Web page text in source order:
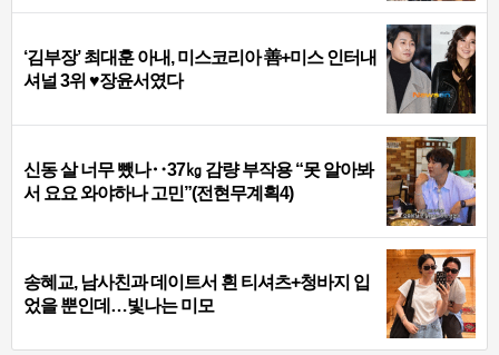
‘김부장’ 최대훈 아내, 미스코리아 善+미스 인터내
셔널 3위 ♥장윤서였다
신동 살 너무 뺐나‥37㎏ 감량 부작용 “못 알아봐
서 요요 와야하나 고민”(전현무계획4)
송혜교, 남사친과 데이트서 흰 티셔츠+청바지 입
었을 뿐인데…빛나는 미모